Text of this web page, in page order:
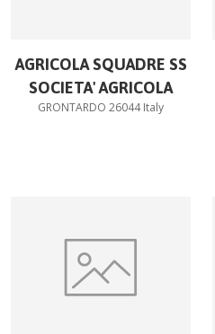
AGRICOLA SQUADRE SS
SOCIETA' AGRICOLA
GRONTARDO 26044 Italy